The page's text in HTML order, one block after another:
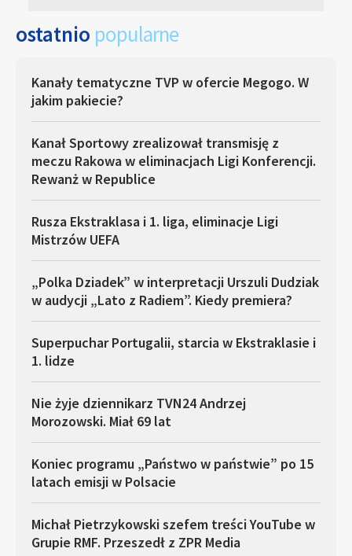
ostatnio popularne
Kanały tematyczne TVP w ofercie Megogo. W
jakim pakiecie?
Kanał Sportowy zrealizował transmisję z
meczu Rakowa w eliminacjach Ligi Konferencji.
Rewanż w Republice
Rusza Ekstraklasa i 1. liga, eliminacje Ligi
Mistrzów UEFA
„Polka Dziadek” w interpretacji Urszuli Dudziak
w audycji „Lato z Radiem”. Kiedy premiera?
Superpuchar Portugalii, starcia w Ekstraklasie i
1. lidze
Nie żyje dziennikarz TVN24 Andrzej
Morozowski. Miał 69 lat
Koniec programu „Państwo w państwie” po 15
latach emisji w Polsacie
Michał Pietrzykowski szefem treści YouTube w
Grupie RMF. Przeszedł z ZPR Media